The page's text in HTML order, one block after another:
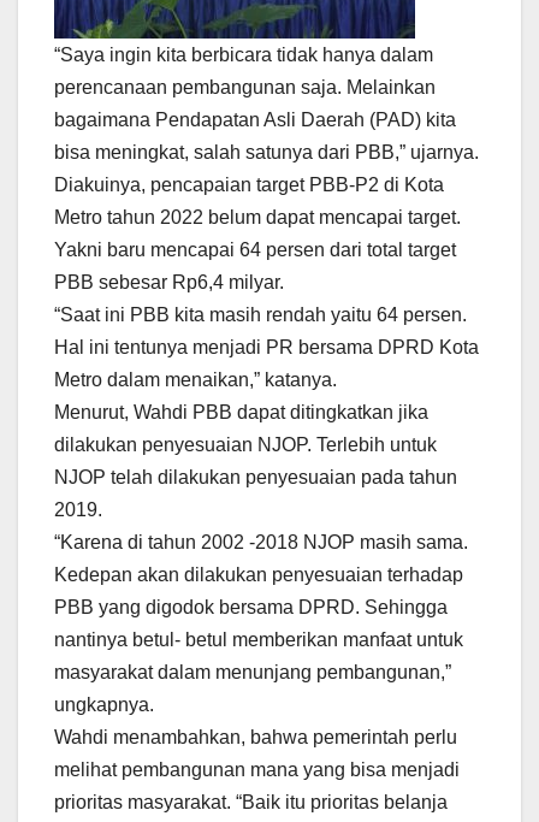
“Saya ingin kita berbicara tidak hanya dalam
perencanaan pembangunan saja. Melainkan
bagaimana Pendapatan Asli Daerah (PAD) kita
bisa meningkat, salah satunya dari PBB,” ujarnya.
Diakuinya, pencapaian target PBB-P2 di Kota
Metro tahun 2022 belum dapat mencapai target.
Yakni baru mencapai 64 persen dari total target
PBB sebesar Rp6,4 milyar.
“Saat ini PBB kita masih rendah yaitu 64 persen.
Hal ini tentunya menjadi PR bersama DPRD Kota
Metro dalam menaikan,” katanya.
Menurut, Wahdi PBB dapat ditingkatkan jika
dilakukan penyesuaian NJOP. Terlebih untuk
NJOP telah dilakukan penyesuaian pada tahun
2019.
“Karena di tahun 2002 -2018 NJOP masih sama.
Kedepan akan dilakukan penyesuaian terhadap
PBB yang digodok bersama DPRD. Sehingga
nantinya betul- betul memberikan manfaat untuk
masyarakat dalam menunjang pembangunan,”
ungkapnya.
Wahdi menambahkan, bahwa pemerintah perlu
melihat pembangunan mana yang bisa menjadi
prioritas masyarakat. “Baik itu prioritas belanja